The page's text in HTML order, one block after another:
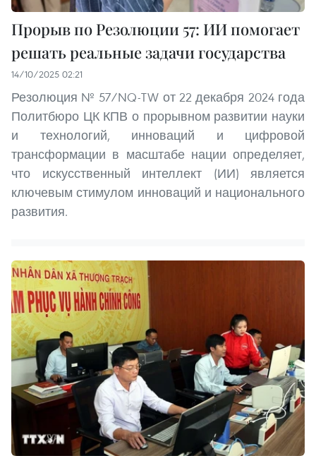
Прорыв по Резолюции 57: ИИ помогает
решать реальные задачи государства
14/10/2025 02:21
Резолюция № 57/NQ-TW от 22 декабря 2024 года
Политбюро ЦК КПВ о прорывном развитии науки
и технологий, инноваций и цифровой
трансформации в масштабе нации определяет,
что искусственный интеллект (ИИ) является
ключевым стимулом инноваций и национального
развития.